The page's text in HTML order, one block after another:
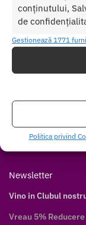
conținutului,
de
Gestionează 1771
Politica privind
Livrare discretă
Modalități de plată
Modalități de livrare
Twitter
Pinterest
Newsletter
Vino in Clubul
Vreau 5% Reducere